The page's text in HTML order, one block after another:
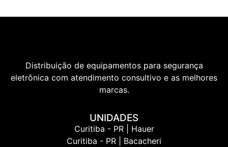
Distribuição de equipamentos para segurança
eletrônica com atendimento consultivo e as melhores
marcas.
UNIDADES
Curitiba - PR | Hauer
Curitiba - PR | Bacacheri